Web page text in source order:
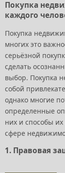
Покупка
каждого
Покупка
многих это
серьёзной
сделать
выбор. Покупка
собой
однако многие
определенные
них и способы
сфере
1. Правовая